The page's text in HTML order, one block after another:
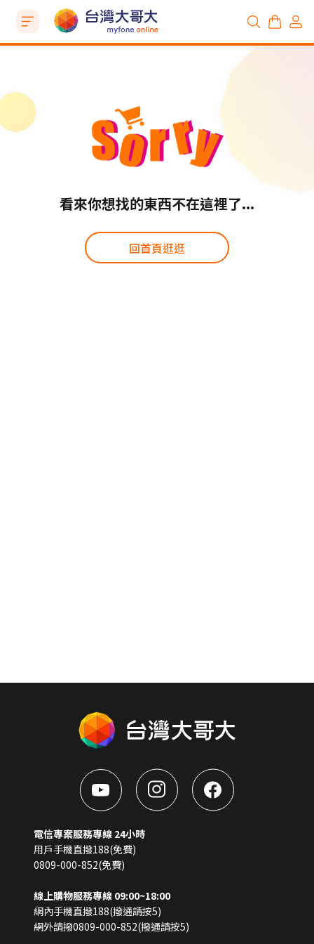
看來你想找的東西不在這裡了...
回首頁逛逛
電信專案服務專線 24小時
用戶手機直撥188(免費)
0809-000-852(免費)
線上購物服務專線 09:00~18:00
網內手機直撥188(撥通請按5)
網外請撥0809-000-852(撥通請按5)